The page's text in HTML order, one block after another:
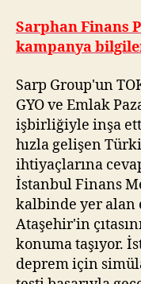
Sarphan Finans
kampanya
Sarp Group'un
GYO ve Emlak
işbirliğiyle inşa
hızla gelişen
ihtiyaçlarına
İstanbul Finans
kalbinde yer alan
Ataşehir'in
konuma taşıyor.
deprem için